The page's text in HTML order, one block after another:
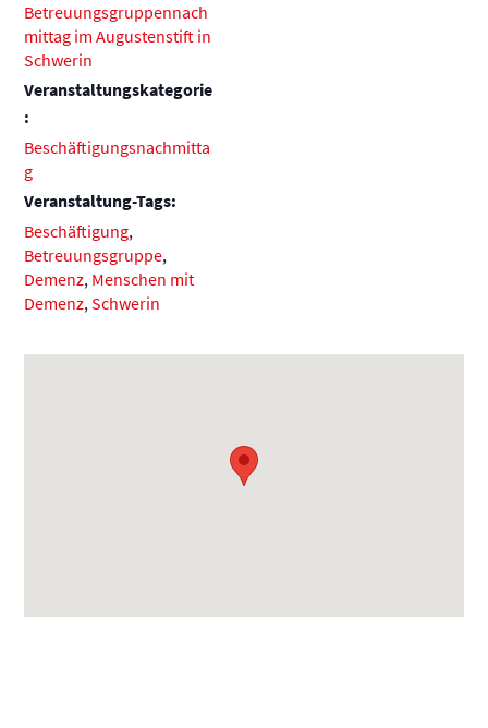
Betreuungsgruppennach
mittag im Augustenstift in
Schwerin
Veranstaltungskategorie
:
Beschäftigungsnachmitta
g
Veranstaltung-Tags:
Beschäftigung,
Betreuungsgruppe,
Demenz, Menschen mit
Demenz,Schwerin